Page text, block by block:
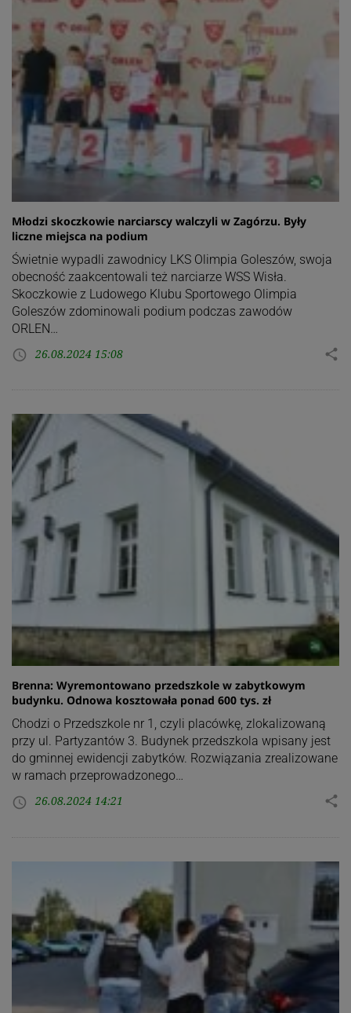
Młodzi skoczkowie narciarscy walczyli w Zagórzu. Były
liczne miejsca na podium
Świetnie wypadli zawodnicy LKS Olimpia Goleszów, swoja
obecność zaakcentowali też narciarze WSS Wisła.
Skoczkowie z Ludowego Klubu Sportowego Olimpia
Goleszów zdominowali podium podczas zawodów
ORLEN…
access_time 26.08.2024 15:08 share
Brenna: Wyremontowano przedszkole w zabytkowym
budynku. Odnowa kosztowała ponad 600 tys. zł
Chodzi o Przedszkole nr 1, czyli placówkę, zlokalizowaną
przy ul. Partyzantów 3. Budynek przedszkola wpisany jest
do gminnej ewidencji zabytków. Rozwiązania zrealizowane
w ramach przeprowadzonego…
access_time 26.08.2024 14:21 share